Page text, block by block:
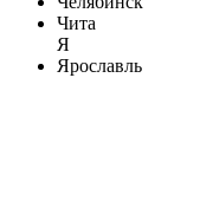
Чита
Я
Ярославль